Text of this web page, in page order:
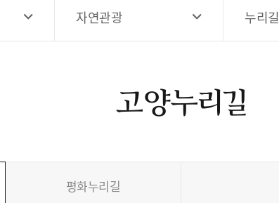
자연관광 누리길
고양누리길
평화누리길